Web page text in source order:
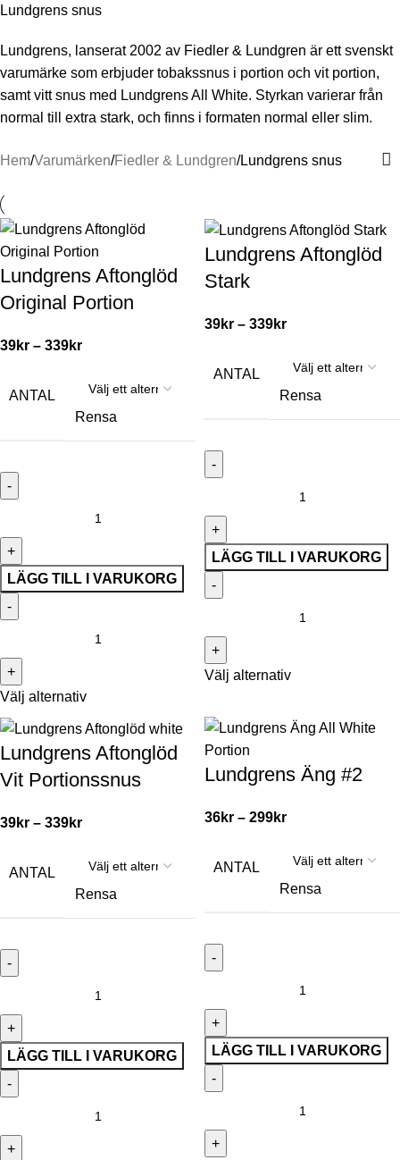
Lundgrens snus
Lundgrens, lanserat 2002 av Fiedler & Lundgren är ett svenskt
varumärke som erbjuder tobakssnus i portion och vit portion,
samt vitt snus med Lundgrens All White. Styrkan varierar från
normal till extra stark, och finns i formaten normal eller slim.
Hem Varumärken Fiedler & Lundgren Lundgrens snus
Lundgrens Aftonglöd
Original Portion
39kr – 339kr
ANTAL
Rensa
LÄGG TILL I VARUKORG
Välj alternativ
Lundgrens Aftonglöd
Stark
39kr – 339kr
ANTAL
Rensa
LÄGG TILL I VARUKORG
Välj alternativ
Lundgrens Aftonglöd
Vit Portionssnus
39kr – 339kr
ANTAL
Rensa
LÄGG TILL I VARUKORG
Lundgrens Äng #2
36kr – 299kr
ANTAL
Rensa
LÄGG TILL I VARUKORG